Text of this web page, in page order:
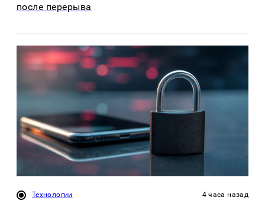
после перерыва
Технологии 4 часа назад